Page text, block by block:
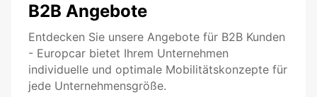
B2B Angebote
Entdecken Sie unsere Angebote für B2B Kunden
- Europcar bietet Ihrem Unternehmen
individuelle und optimale Mobilitätskonzepte für
jede Unternehmensgröße.